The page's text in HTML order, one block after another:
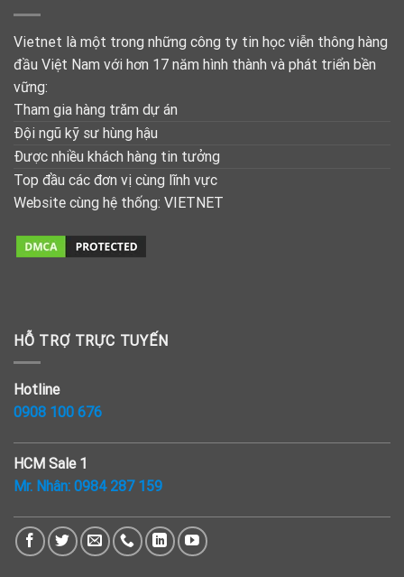
Vietnet là một trong những công ty tin học viễn thông hàng
đầu Việt Nam với hơn 17 năm hình thành và phát triển bền
vững:
Tham gia hàng trăm dự án
Đội ngũ kỹ sư hùng hậu
Được nhiều khách hàng tin tưởng
Top đầu các đơn vị cùng lĩnh vực
Website cùng hệ thống: VIETNET
HỖ TRỢ TRỰC TUYẾN
Hotline
0908 100 676
HCM Sale 1
Mr. Nhân: 0984 287 159